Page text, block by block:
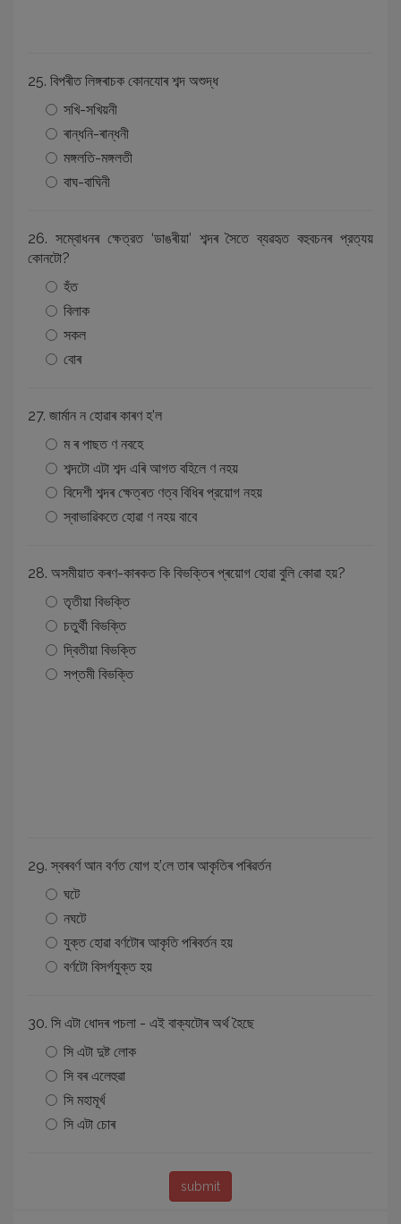
25. বিপৰীত লিঙ্গৰাচক কোনযোৰ শব্দ অশুদ্ধ
সখি-সখিয়নী
ৰান্ধনি-ৰান্ধনী
মঙ্গলতি-মঙ্গলতী
বাঘ-বাঘিনী
26. সম্বোধনৰ ক্ষেত্রত ‘ডাঙৰীয়া’ শব্দৰ সৈতে ব্যৱহৃত বহুবচনৰ প্রত্যয়
কোনটো?
হঁত
বিলাক
সকল
বোৰ
27. জাৰ্মান ন হোৱাৰ কাৰণ হ’ল
ম ৰ পাছত ণ নবহে
শব্দটো এটা শব্দ এৰি আগত বহিলে ণ নহয়
বিদেশী শব্দৰ ক্ষেত্ৰত ণত্ব বিধিৰ প্রয়োগ নহয়
স্বাভাৱিকতে হোৱা ণ নহয় বাবে
28. অসমীয়াত কৰণ-কাৰকত কি বিভক্তিৰ প্ৰয়োগ হোৱা বুলি কোৱা হয়?
তৃতীয়া বিভক্তি
চতুৰ্থী বিভক্তি
দ্বিতীয়া বিভক্তি
সপ্তমী বিভক্তি
29. স্বৰবৰ্ণ আন বৰ্ণত যোগ হ’লে তাৰ আকৃতিৰ পৰিৱৰ্তন
ঘটে
নঘটে
যুক্ত হোৱা বৰ্ণটোৰ আকৃতি পৰিবৰ্তন হয়
বৰ্ণটো বিসৰ্গযুক্ত হয়
30. সি এটা ধোদৰ পচলা - এই বাক্যটোৰ অৰ্থ হৈছে
সি এটা দুষ্ট লোক
সি বৰ এলেহুৱা
সি মহামূৰ্খ
সি এটা চোৰ